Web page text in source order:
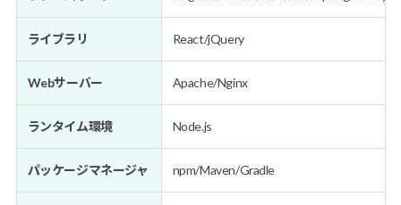
ライブラリ React/jQuery
Webサーバー Apache/Nginx
ランタイム環境 Node.js
パッケージマネージャ npm/Maven/Gradle